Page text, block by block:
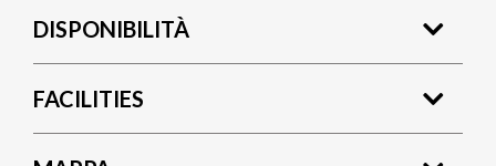
DISPONIBILITÀ
FACILITIES